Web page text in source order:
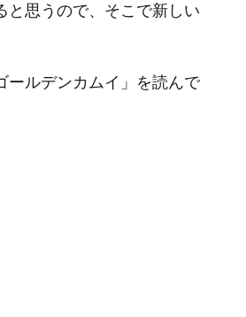
と思うので、そこで新しい
ルデンカムイ」を読んで